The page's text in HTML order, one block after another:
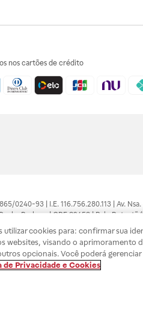
nos cartões de crédito
0240-93 | I.E. 116.756.280.113 | Av.
Barbosa | CRF 89453 | Polo
alguma, as orientações dadas
ser consultado. Os preços e
de proteção de dados, para
da disponibilidade de produto em nosso
utilizar cookies para: confirmar sua
websites, visando o aprimoramento
opcionais. Você poderá
de Privacidade e Cookies